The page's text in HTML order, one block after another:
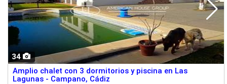
34
Amplio chalet con 3 dormitorios y piscina en Las
Lagunas - Campano, Cádiz